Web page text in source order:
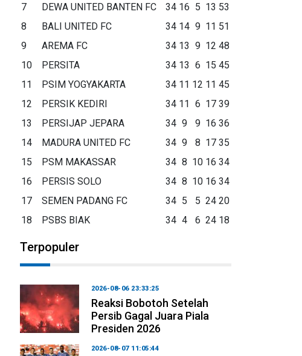
7
DEWA UNITED BANTEN FC 34 16 5 13 53
8
BALI UNITED FC 34 14 9 11 51
9
AREMA FC 34 13 9 12 48
10
PERSITA 34 13 6 15 45
11
PSIM YOGYAKARTA 34 11 12 11 45
12
PERSIK KEDIRI 34 11 6 17 39
13
PERSIJAP JEPARA 34 9 9 16 36
14
MADURA UNITED FC 34 9 8 17 35
15
PSM MAKASSAR 34 8 10 16 34
16
PERSIS SOLO 34 8 10 16 34
17
SEMEN PADANG FC 34 5 5 24 20
18
PSBS BIAK 34 4 6 24 18
Terpopuler
2026-08-06 23:33:25
Reaksi Bobotoh Setelah
Persib Gagal Juara Piala
Presiden 2026
2026-08-07 11:05:44